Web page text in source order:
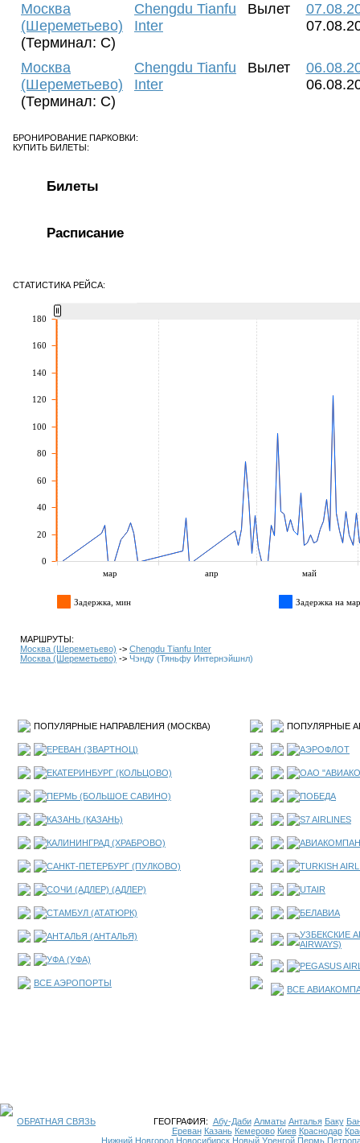
Москва
(Шереметьево)
(Терминал: C)
Chengdu Tianfu
Inter
Вылет
Москва
(Шереметьево)
(Терминал: C)
Chengdu Tianfu
Inter
Вылет
БРОНИРОВАНИЕ ПАРКОВКИ:
КУПИТЬ БИЛЕТЫ:
Билеты
Расписание
СТАТИСТИКА РЕЙСА:
мар апр май
0
20
40
60
80
100
120
140
160
180
Задержка, мин Задержка на
МАРШРУТЫ:
Москва (Шереметьево) -> Chengdu Tianfu Inter
Москва (Шереметьево) -> Чэнду (Тяньфу Интернэйшнл)
ПОПУЛЯРНЫЕ НАПРАВЛЕНИЯ (МОСКВА)
ЕРЕВАН (ЗВАРТНОЦ)
ЕКАТЕРИНБУРГ (КОЛЬЦОВО)
ПЕРМЬ (БОЛЬШОЕ САВИНО)
КАЗАНЬ (КАЗАНЬ)
КАЛИНИНГРАД (ХРАБРОВО)
САНКТ-ПЕТЕРБУРГ (ПУЛКОВО)
СОЧИ (АДЛЕР) (АДЛЕР)
СТАМБУЛ (АТАТЮРК)
АНТАЛЬЯ (АНТАЛЬЯ)
УФА (УФА)
ВСЕ АЭРОПОРТЫ
ПОПУЛЯРНЫЕ
АЭРОФЛОТ
ОАО
ПОБЕДА
S7 AIRLINES
TURKISH
UTAIR
БЕЛАВИА
УЗБЕКСКИЕ
AIRWAYS)
PEGASUS
ВСЕ
ОБРАТНАЯ СВЯЗЬ ГЕОГРАФИЯ: Абу-Даби Алматы Анталья Баку
Ереван Казань Кемерово Киев Краснодар
Нижний Новгород Новосибирск Новый Уренгой Пермь